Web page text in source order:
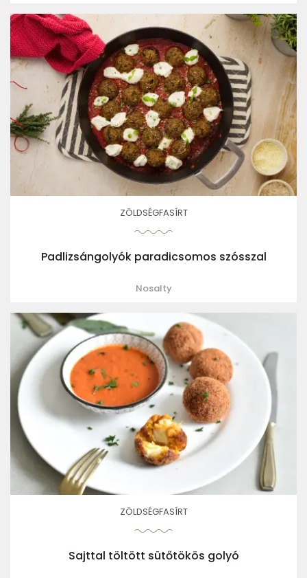
ZÖLDSÉGFASÍRT
Padlizsángolyók paradicsomos szósszal
Nosalty
ZÖLDSÉGFASÍRT
Sajttal töltött sütőtökös golyó